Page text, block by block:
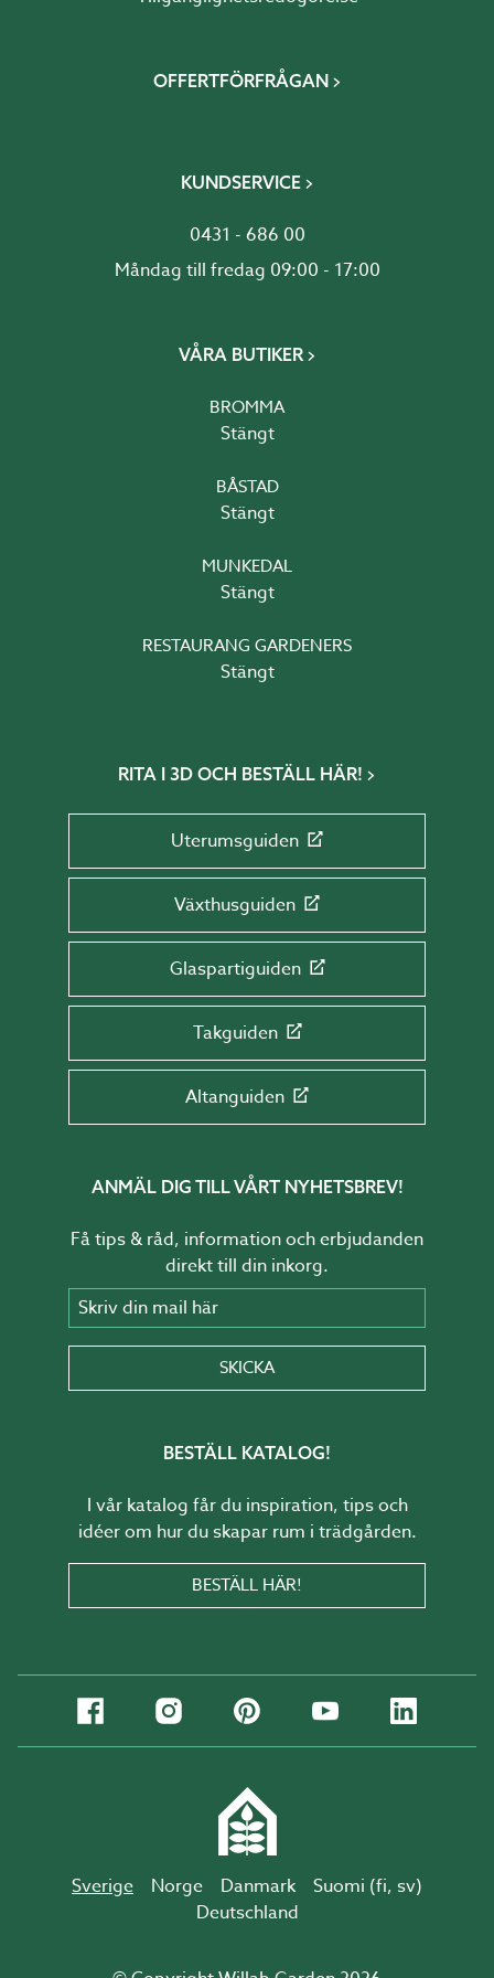
OFFERTFÖRFRÅGAN
KUNDSERVICE
0431 - 686 00
Måndag till fredag 09:00 - 17:00
VÅRA BUTIKER
BROMMA
Stängt
BÅSTAD
Stängt
MUNKEDAL
Stängt
RESTAURANG GARDENERS
Stängt
RITA I 3D OCH BESTÄLL HÄR!
Uterumsguiden
Växthusguiden
Glaspartiguiden
Takguiden
Altanguiden
ANMÄL DIG TILL VÅRT NYHETSBREV!
Få tips & råd, information och erbjudanden
direkt till din inkorg.
Skriv din mail här
SKICKA
BESTÄLL KATALOG!
I vår katalog får du inspiration, tips och
idéer om hur du skapar rum i trädgården.
BESTÄLL HÄR!
Sverige Norge Danmark Suomi (fi, sv)
Deutschland